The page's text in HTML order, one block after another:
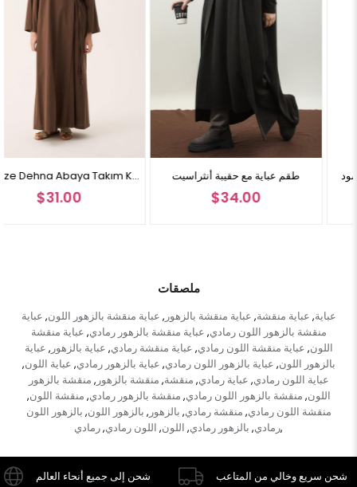
Kruvaze Dehna Abaya Takım Kahverengi طقم عباية مع حقيبة أنثراسيت عباية مع حقيبة باللون الأسود
ملصقات
عباية, عباية منقشة, عباية منقشة بالزهور , عباية منقشة بالزهور اللون, عباية
منقشة بالزهور اللون رمادي, عباية منقشة بالزهور رمادي, عباية منقشة
اللون, عباية منقشة اللون رمادي, عباية منقشة رمادي, عباية بالزهور , عباية
بالزهور اللون, عباية بالزهور اللون رمادي, عباية بالزهور رمادي, عباية اللون,
عباية اللون رمادي, عباية رمادي, منقشة, منقشة بالزهور , منقشة بالزهور
اللون, منقشة بالزهور اللون رمادي, منقشة بالزهور رمادي, منقشة اللون,
منقشة اللون رمادي, منقشة رمادي, بالزهور , بالزهور اللون, بالزهور اللون
رمادي, بالزهور رمادي, اللون, اللون رمادي,رمادي ,
شحن إلى جميع أنحاء العالم
شحن سريع وخالي من المتاعب